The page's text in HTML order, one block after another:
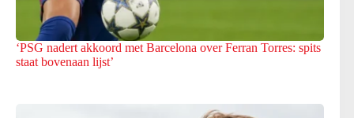
‘PSG nadert akkoord met Barcelona over Ferran Torres: spits
staat bovenaan lijst’